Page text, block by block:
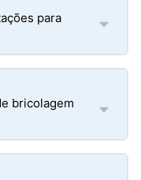
para
bricolagem